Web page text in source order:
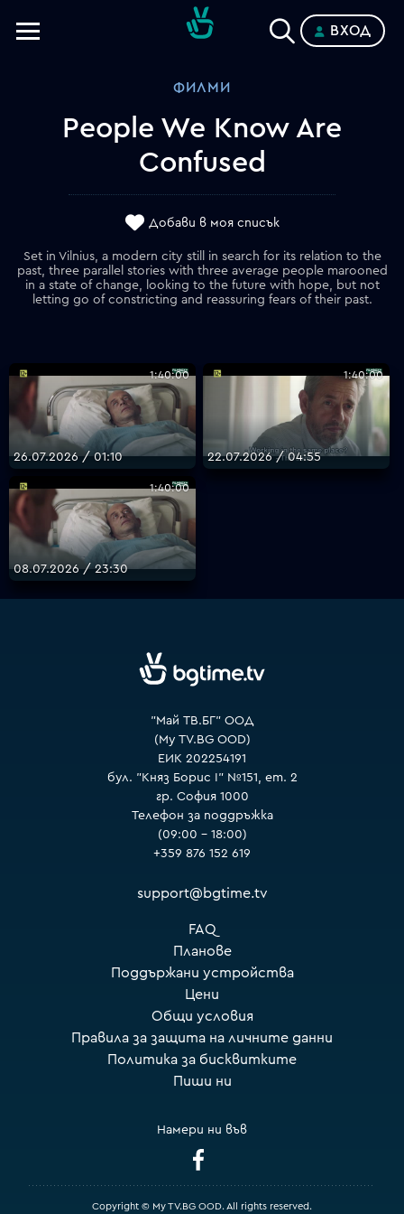
VOYO
ВХОД
ФИЛМИ
People We Know Are
Confused
Добави в моя списък
Set in Vilnius, a modern city still in search for its relation to the
past, three parallel stories with three average people marooned
in a state of change, looking to the future with hope, but not
letting go of constricting and reassuring fears of their past.
1:40:00
26.07.2026 / 01:10
1:40:00
22.07.2026 / 04:55
1:40:00
08.07.2026 / 23:30
"Май ТВ.БГ" ООД
(My TV.BG OOD)
ЕИК 202254191
бул. "Княз Борис I" №151, ет. 2
гр. София 1000
Телефон за поддръжка
(09:00 – 18:00)
+359 876 152 619
support@bgtime.tv
FAQ
Планове
Поддържани устройства
Цени
Общи условия
Правила за защита на личните данни
Политика за бисквитките
Пиши ни
Намери ни във
Copyright © My TV.BG OOD. All rights reserved.